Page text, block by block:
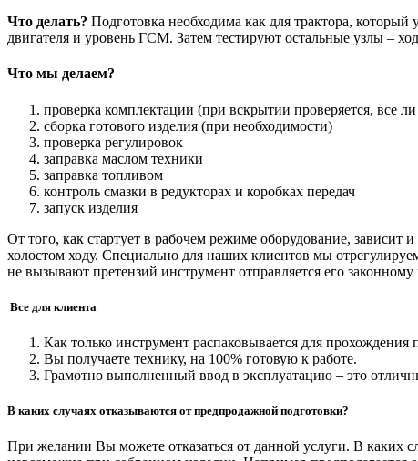
Что делать? Подготовка необходима как для трактора,
двигателя и уровень ГСМ. Затем тестируют остальные узлы –
Что мы делаем?
проверка комплектации (при вскрытии проверяется, все
сборка готового изделия (при необходимости)
проверка регулировок
заправка маслом техники
заправка топливом
контроль смазки в редукторах и коробках передач
запуск изделия
От того, как стартует в рабочем режиме оборудование,
холостом ходу. Специально для наших клиентов мы
не вызывают претензий инструмент отправляется его законному
Все для клиента
Как только инструмент распаковывается для
Вы получаете технику, на 100% готовую к работе.
Грамотно выполненный ввод в эксплуатацию – это
В каких случаях отказываются от предпродажной подготовки?
При желании Вы можете отказаться от данной услуги. В каких